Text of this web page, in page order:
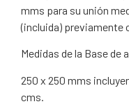
mms para su unión
(incluida) previamente
Medidas de la Base de
250 x 250 mms
cms.